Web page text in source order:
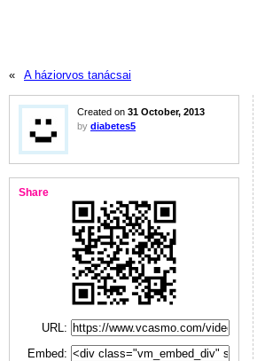
« A háziorvos tanácsai
Created on 31 October, 2013
by diabetes5
Share
URL:
Embed: